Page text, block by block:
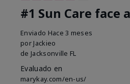
#1 Sun Care face
Enviado Hace 3 meses
por Jackieo
de Jacksonville FL
Evaluado en
marykay.com/en-us/